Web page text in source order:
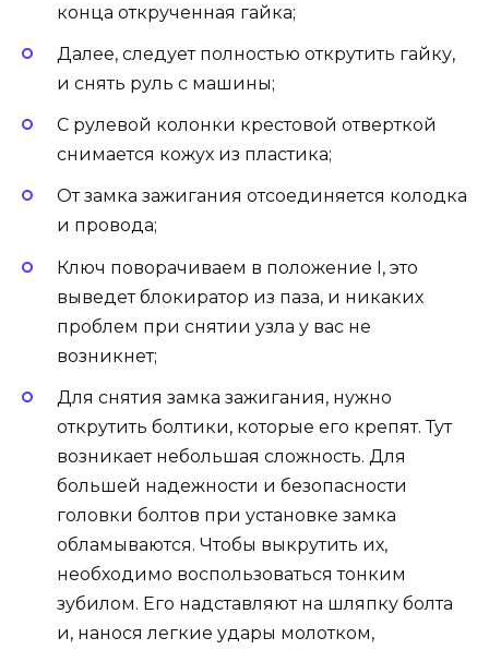
конца открученная гайка;
Далее, следует полностью открутить гайку,
и снять руль с машины;
С рулевой колонки крестовой отверткой
снимается кожух из пластика;
От замка зажигания отсоединяется колодка
и провода;
Ключ поворачиваем в положение I, это
выведет блокиратор из паза, и никаких
проблем при снятии узла у вас не
возникнет;
Для снятия замка зажигания, нужно
открутить болтики, которые его крепят. Тут
возникает небольшая сложность. Для
большей надежности и безопасности
головки болтов при установке замка
обламываются. Чтобы выкрутить их,
необходимо воспользоваться тонким
зубилом. Его надставляют на шляпку болта
и, нанося легкие удары молотком,